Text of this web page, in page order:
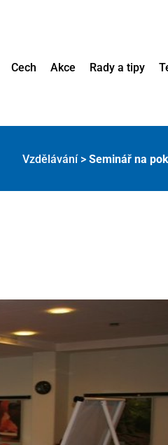
Cech Akce Rady a tipy
Vzdělávání> Seminář na